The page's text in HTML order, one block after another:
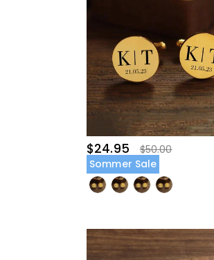
$24.95
$50.00
Sommer Sale